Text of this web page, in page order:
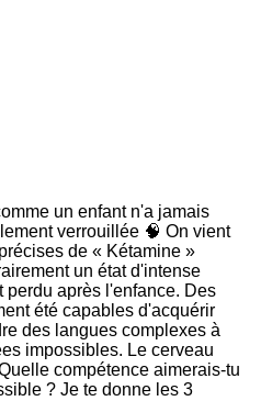
un enfant n'a jamais
verrouillée 🧠 On vient
de « Kétamine »
un état d'intense
perdu après l'enfance. Des
été capables d'acquérir
des langues complexes à
impossibles. Le cerveau
compétence aimerais-tu
? Je te donne les 3